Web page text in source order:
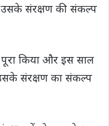
उसके संरक्षण की संकल्प
किया और इस साल
संरक्षण का संकल्प